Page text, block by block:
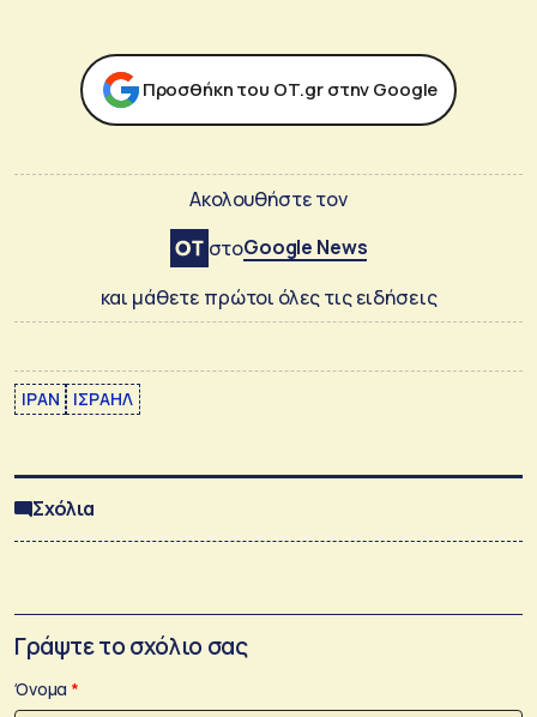
Προσθήκη του ΟΤ.gr στην Google
Ακολουθήστε τον
στοGoogle News
και μάθετε πρώτοι όλες τις ειδήσεις
ΙΡΑΝ ΙΣΡΑΗΛ
Σχόλια
Γράψτε το σχόλιο σας
Όνομα